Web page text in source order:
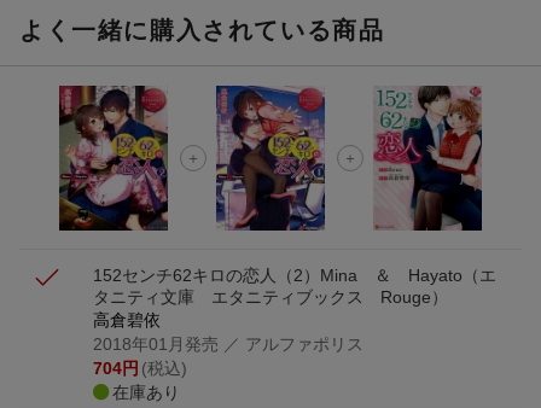
ト山分け
エントリー＆3,000円以上購入で無料データSIM（3GB/月プ
ラン）が当たる！
楽天モバイル紹介キャンペーンの拡散で300円OFFクーポン
進呈
よく一緒に購入されている商品
152センチ62キロの恋人（2） Mina ＆ Hayato （エ
タニティ文庫 エタニティブックス Rouge）
高倉碧依
2018年01月発売 ／ アルファポリス
704円 (税込)
在庫あり